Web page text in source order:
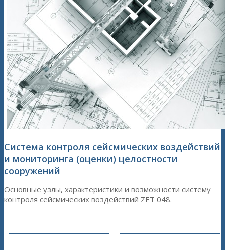
Система контроля сейсмических воздействий
и мониторинга (оценки) целостности
сооружений
Основные узлы, характеристики и возможности систему
контроля сейсмических воздействий ZET 048.